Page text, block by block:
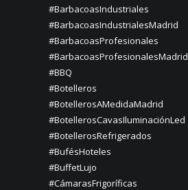
#BarbacoasIndustriales
#BarbacoasIndustrialesMadrid
#BarbacoasProfesionales
#BarbacoasProfesionalesMadrid
#BBQ
#Botelleros
#BotellerosAMedidaMadrid
#BotellerosCavasIluminaciónLed
#BotellerosRefrigerados
#BufésHoteles
#BuffetLujo
#CámarasFrigoríficas